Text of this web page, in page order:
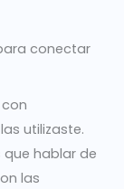
conectar
utilizaste.
que hablar de
las